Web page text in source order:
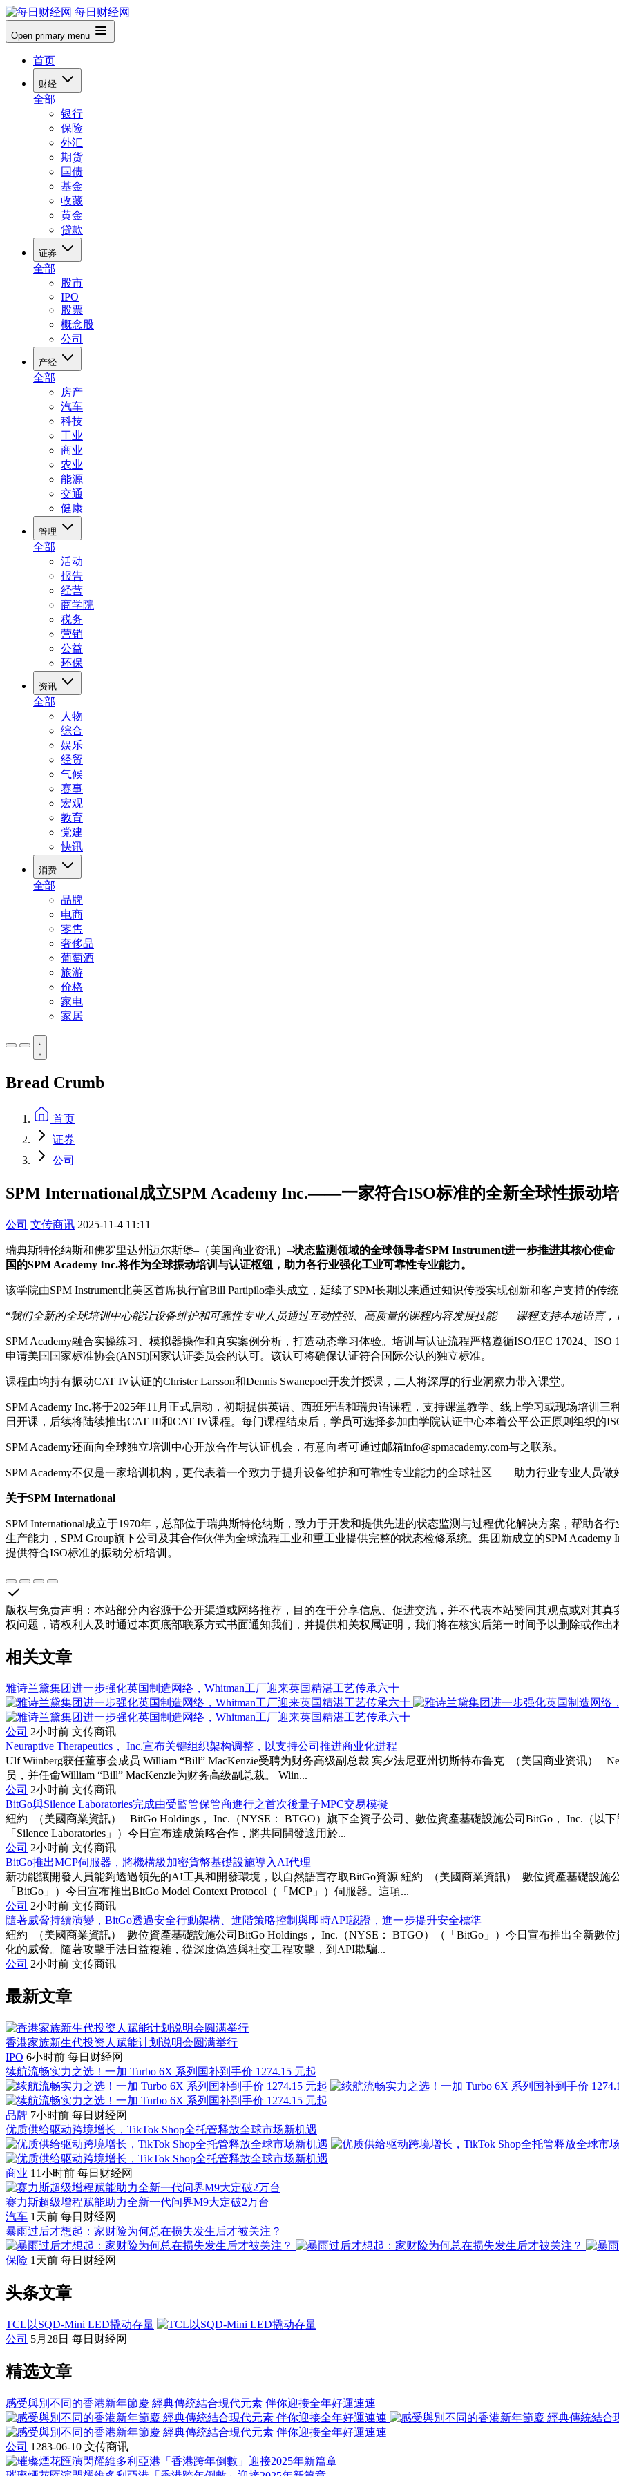
每日财经网
Open primary menu
首页
财经
全部
银行
保险
外汇
期货
国债
基金
收藏
黄金
贷款
证券
全部
股市
IPO
股票
概念股
公司
产经
全部
房产
汽车
科技
工业
商业
农业
能源
交通
健康
管理
全部
活动
报告
经营
商学院
税务
营销
公益
环保
资讯
全部
人物
综合
娱乐
经贸
气候
赛事
宏观
教育
党建
快讯
消费
全部
品牌
电商
零售
奢侈品
葡萄酒
旅游
价格
家电
家居
Bread Crumb
首页
证券
公司
SPM International成立SPM Academy Inc.——一家符合ISO标准的全新全球性振动
公司 文传商讯 2025-11-4 11:11
瑞典斯特伦纳斯和佛罗里达州迈尔斯堡–（美国商业资讯）–状态监测领域的全球领导者SPM Instrument进一步推进其核心使
国的SPM Academy Inc.将作为全球振动培训与认证枢纽，助力各行业强化工业可靠性专业能力。
该学院由SPM Instrument北美区首席执行官Bill Partipilo牵头成立，延续了SPM长期以来通过知识传授实现创新和客户支持的传统
“我们全新的全球培训中心能让设备维护和可靠性专业人员通过互动性强、高质量的课程内容发展技能——课程支持本地语言，
SPM Academy融合实操练习、模拟器操作和真实案例分析，打造动态学习体验。培训与认证流程严格遵循ISO/IEC 17024、ISO
申请美国国家标准协会(ANSI)国家认证委员会的认可。该认可将确保认证符合国际公认的独立标准。
课程由均持有振动CAT IV认证的Christer Larsson和Dennis Swanepoel开发并授课，二人将深厚的行业洞察力带入课堂。
SPM Academy Inc.将于2025年11月正式启动，初期提供英语、西班牙语和瑞典语课程，支持课堂教学、线上学习或现场培训
日开课，后续将陆续推出CAT III和CAT IV课程。每门课程结束后，学员可选择参加由学院认证中心本着公平公正原则组织的
SPM Academy还面向全球独立培训中心开放合作与认证机会，有意向者可通过邮箱info@spmacademy.com与之联系。
SPM Academy不仅是一家培训机构，更代表着一个致力于提升设备维护和可靠性专业能力的全球社区——助力行业专业人员做
关于SPM International
SPM International成立于1970年，总部位于瑞典斯特伦纳斯，致力于开发和提供先进的状态监测与过程优化解决方案，帮助各
生产能力，SPM Group旗下公司及其合作伙伴为全球流程工业和重工业提供完整的状态检修系统。集团新成立的SPM
提供符合ISO标准的振动分析培训。
版权与免责声明 ： 本站部分内容源于公开渠道或网络推荐，目的在于分享信息、促进交流，并不代表本站赞同其观点或对其
权问题，请权利人及时通过本页底部联系方式书面通知我们，并提供相关权属证明，我们将在核实后第一时间予以删除或作出
相关文章
雅诗兰黛集团进一步强化英国制造网络，Whitman工厂迎来英国精湛工艺传承六十
公司 2小时前 文传商讯
Neuraptive Therapeutics， Inc.宣布关键组织架构调整，以支持公司推进商业化进程
Ulf Wiinberg获任董事会成员 William “Bill” MacKenzie受聘为财务高级副总裁 宾夕法尼亚州切斯特布鲁克–（美国商业资讯）–
员，并任命William “Bill” MacKenzie为财务高级副总裁。 Wiin...
公司 2小时前 文传商讯
BitGo與Silence Laboratories完成由受監管保管商進行之首次後量子MPC交易模擬
紐約–（美國商業資訊）– BitGo Holdings， Inc.（NYSE： BTGO）旗下全資子公司、數位資產基礎設施公司BitGo， Inc.（以下
「Silence Laboratories」）今日宣布達成策略合作，將共同開發適用於...
公司 2小时前 文传商讯
BitGo推出MCP伺服器，將機構級加密貨幣基礎設施導入AI代理
新功能讓開發人員能夠透過領先的AI工具和開發環境，以自然語言存取BitGo資源 紐約–（美國商業資訊）–數位資產基礎設施
「BitGo」）今日宣布推出BitGo Model Context Protocol（「MCP」）伺服器。這項...
公司 2小时前 文传商讯
隨著威脅持續演變，BitGo透過安全行動架構、進階策略控制與即時API認證，進一步提升安全標準
紐約–（美國商業資訊）–數位資產基礎設施公司BitGo Holdings， Inc.（NYSE： BTGO）（「BitGo」）今日宣布推出全新數
化的威脅。隨著攻擊手法日益複雜，從深度偽造與社交工程攻擊，到API欺騙...
公司 2小时前 文传商讯
最新文章
香港家族新生代投资人赋能计划说明会圆满举行
IPO 6小时前 每日财经网
续航流畅实力之选！一加 Turbo 6X 系列国补到手价 1274.15 元起
品牌 7小时前 每日财经网
优质供给驱动跨境增长，TikTok Shop全托管释放全球市场新机遇
商业 11小时前 每日财经网
赛力斯超级增程赋能助力全新一代问界M9大定破2万台
汽车 1天前 每日财经网
暴雨过后才想起：家财险为何总在损失发生后才被关注？
保险 1天前 每日财经网
头条文章
TCL以SQD-Mini LED撬动存量
公司 5月28日 每日财经网
精选文章
感受與別不同的香港新年節慶 經典傳統結合現代元素 伴你迎接全年好運連連
公司 1283-06-10 文传商讯